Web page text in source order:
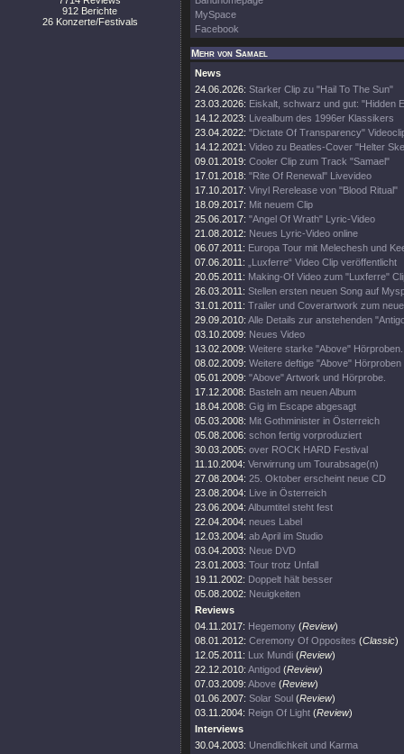
912 Berichte
26 Konzerte/Festivals
MySpace
Facebook
Mehr von Samael
News
24.06.2026: Starker Clip zu "Hail To The Sun"
23.03.2026: Eiskalt, schwarz und gut: "Hidden
14.12.2023: Livealbum des 1996er Klassikers
23.04.2022: "Dictate Of Transparency"
14.12.2021: Video zu Beatles-Cover "Helter
09.01.2019: Cooler Clip zum Track "Samael"
17.01.2018: "Rite Of Renewal" Livevideo
17.10.2017: Vinyl Rerelease von "Blood Ritual"
18.09.2017: Mit neuem Clip
25.06.2017: "Angel Of Wrath" Lyric-Video
21.08.2012: Neues Lyric-Video online
06.07.2011: Europa Tour mit Melechesh und
07.06.2011:
„Luxferre“ Video Clip veröffentlicht
20.05.2011: Making-Of Video zum "Luxferre"
26.03.2011: Stellen ersten neuen Song auf
31.01.2011: Trailer und Coverartwork zum
29.09.2010: Alle Details zur anstehenden
03.10.2009: Neues Video
13.02.2009: Weitere starke "Above" Hörproben.
08.02.2009: Weitere deftige "Above" Hörproben
05.01.2009: "Above" Artwork und Hörprobe.
17.12.2008: Basteln am neuen Album
18.04.2008: Gig im Escape abgesagt
05.03.2008: Mit Gothminister in Österreich
05.08.2006: schon fertig vorproduziert
30.03.2005: over ROCK HARD Festival
11.10.2004: Verwirrung um Tourabsage(n)
27.08.2004: 25. Oktober erscheint neue CD
23.08.2004: Live in Österreich
23.06.2004: Albumtitel steht fest
22.04.2004: neues Label
12.03.2004: ab April im Studio
03.04.2003: Neue DVD
23.01.2003: Tour trotz Unfall
19.11.2002: Doppelt hält besser
05.08.2002: Neuigkeiten
Reviews
04.11.2017: Hegemony (Review)
08.01.2012: Ceremony Of Opposites (Classic)
12.05.2011: Lux Mundi (Review)
22.12.2010: Antigod (Review)
07.03.2009: Above (Review)
01.06.2007: Solar Soul (Review)
03.11.2004: Reign Of Light (Review)
Interviews
30.04.2003: Unendlichkeit und Karma